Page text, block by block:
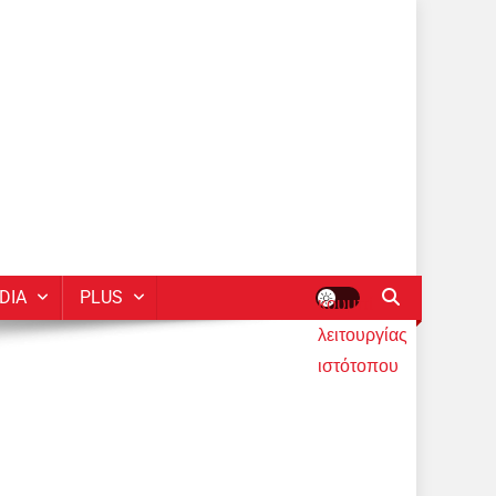
PLUS
κουμπί
λειτουργίας
ιστότοπου